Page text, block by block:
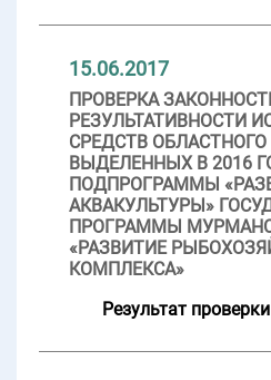
15.06.2017
ПРОВЕРКА
РЕЗУЛЬТАТИВНОСТИ
СРЕДСТВ
ВЫДЕЛЕННЫХ В 2016
ПОДПРОГРАММЫ
АКВАКУЛЬТУРЫ»
ПРОГРАММЫ
«РАЗВИТИЕ
КОМПЛЕКСА»
Результат проверки